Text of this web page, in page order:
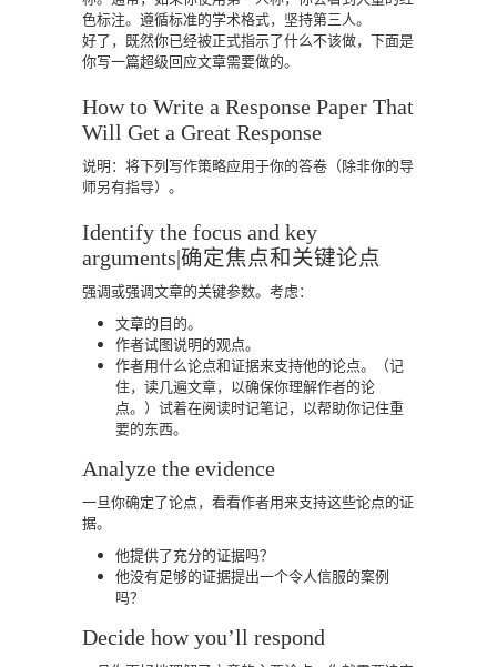
色标注。遵循标准的学术格式，坚持第三人。
好了，既然你已经被正式指示了什么不该做，下面是
你写一篇超级回应文章需要做的。
How to Write a Response Paper That
Will Get a Great Response
说明：将下列写作策略应用于你的答卷（除非你的导
师另有指导）。
Identify the focus and key
arguments|确定焦点和关键论点
强调或强调文章的关键参数。考虑：
文章的目的。
作者试图说明的观点。
作者用什么论点和证据来支持他的论点。（记
住，读几遍文章，以确保你理解作者的论
点。）试着在阅读时记笔记，以帮助你记住重
要的东西。
Analyze the evidence
一旦你确定了论点，看看作者用来支持这些论点的证
据。
他提供了充分的证据吗？
他没有足够的证据提出一个令人信服的案例
吗？
Decide how you’ll respond